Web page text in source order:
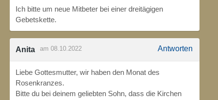
Ich bitte um neue Mitbeter bei einer dreitägigen
Gebetskette.
Anita am 08.10.2022 Antworten
Liebe Gottesmutter, wir haben den Monat des
Rosenkranzes.
Bitte du bei deinem geliebten Sohn, dass die Kirchen